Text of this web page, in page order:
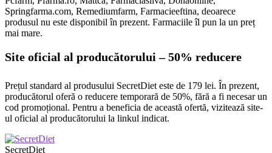
Springfarma.com, Remediumfarm, Farmacieeftina, deoarece
produsul nu este disponibil în prezent. Farmaciile îl pun la un preț
mai mare.
Site oficial al producătorului – 50% reducere
Prețul standard al produsului SecretDiet este de 179 lei. În prezent,
producătorul oferă o reducere temporară de 50%, fără a fi necesar un
cod promoțional. Pentru a beneficia de această ofertă, vizitează site-
ul oficial al producătorului la linkul indicat.
SecretDiet